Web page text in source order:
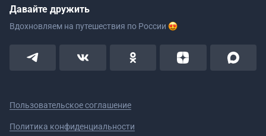
Давайте дружить
Вдохновляем на путешествия по России
Пользовательское соглашение
Политика конфиденциальности